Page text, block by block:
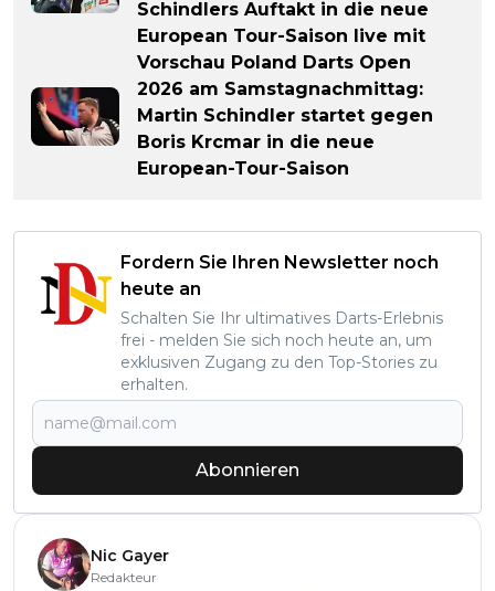
Schindlers Auftakt in die neue
European Tour-Saison live mit
Vorschau Poland Darts Open
2026 am Samstagnachmittag:
Martin Schindler startet gegen
Boris Krcmar in die neue
European-Tour-Saison
Fordern Sie Ihren Newsletter noch
heute an
Schalten Sie Ihr ultimatives Darts-Erlebnis
frei - melden Sie sich noch heute an, um
exklusiven Zugang zu den Top-Stories zu
erhalten.
Abonnieren
Nic Gayer
Redakteur